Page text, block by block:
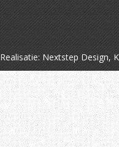
Realisatie: Nextstep Design,